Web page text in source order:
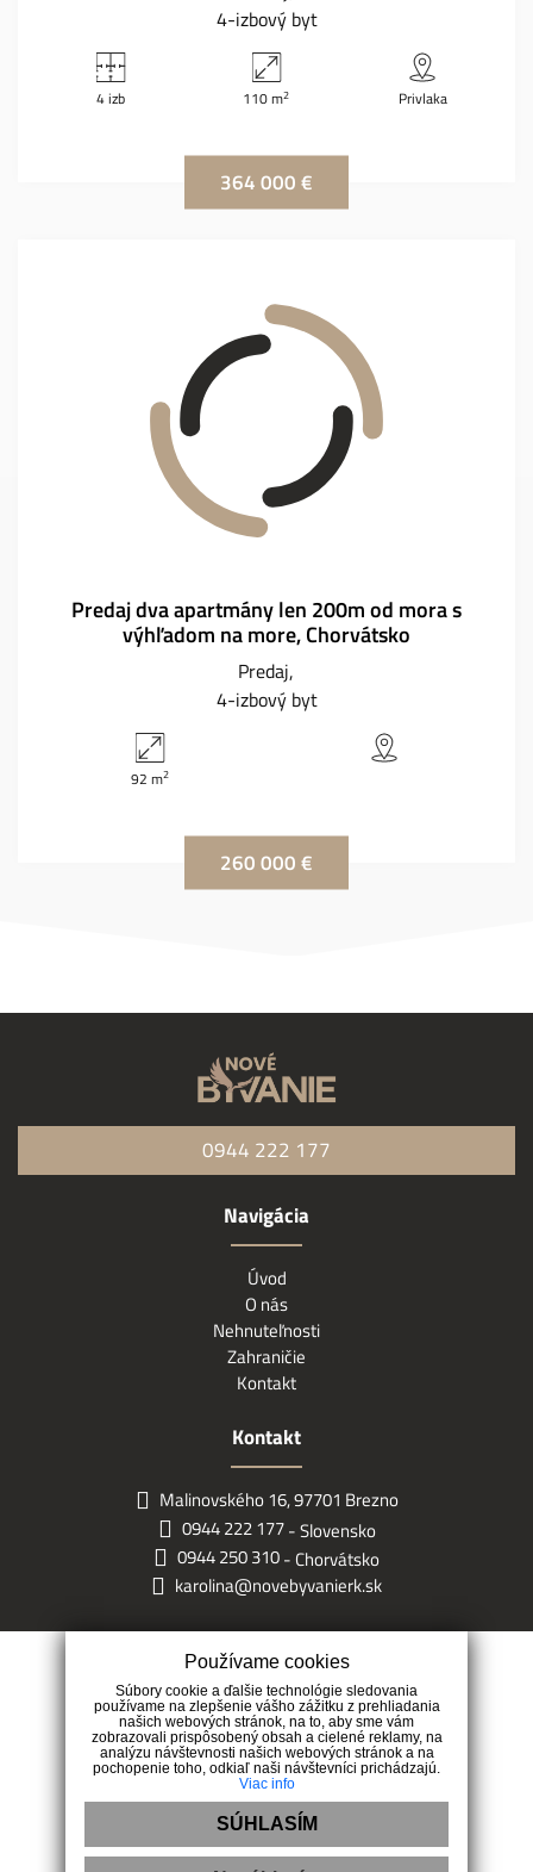
4-izbový byt
4 izb 110 m2 Privlaka
364 000 €
Predaj dva apartmány len 200m od mora s
výhľadom na more, Chorvátsko
Predaj
4-izbový byt
92 m2
260 000 €
0944 222 177
Navigácia
Úvod
O nás
Nehnuteľnosti
Zahraničie
Kontakt
Kontakt
Malinovského 16, 97701 Brezno
0944 222 177- Slovensko
0944 250 310- Chorvátsko
karolina@novebyvanierk.sk
Používame cookies
Súbory cookie a ďalšie technológie sledovania
používame na zlepšenie vášho zážitku z prehliadania
našich webových stránok, na to, aby sme vám
zobrazovali prispôsobený obsah a cielené reklamy, na
analýzu návštevnosti našich webových stránok a na
pochopenie toho, odkiaľ naši návštevníci prichádzajú.
Viac info
SÚHLASÍM